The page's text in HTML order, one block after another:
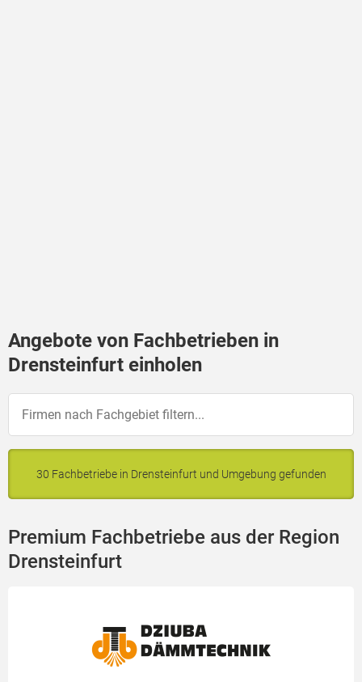
Angebote von Fachbetrieben in
Drensteinfurt einholen
30 Fachbetriebe in Drensteinfurt und Umgebung gefunden
Premium Fachbetriebe aus der Region
Drensteinfurt